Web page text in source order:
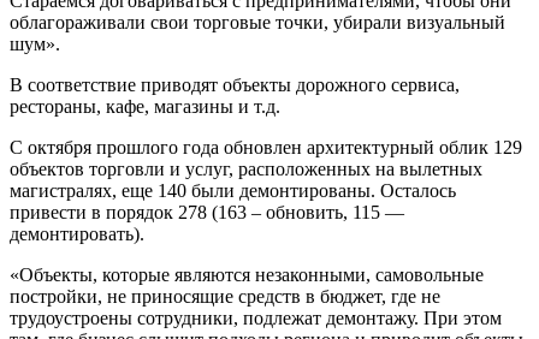
облагораживали свои торговые точки, убирали визуальный
шум».
В соответствие приводят объекты дорожного сервиса,
рестораны, кафе, магазины и т.д.
С октября прошлого года обновлен архитектурный облик 129
объектов торговли и услуг, расположенных на вылетных
магистралях, еще 140 были демонтированы. Осталось
привести в порядок 278 (163 – обновить, 115 —
демонтировать).
«Объекты, которые являются незаконными, самовольные
постройки, не приносящие средств в бюджет, где не
трудоустроены сотрудники, подлежат демонтажу. При этом